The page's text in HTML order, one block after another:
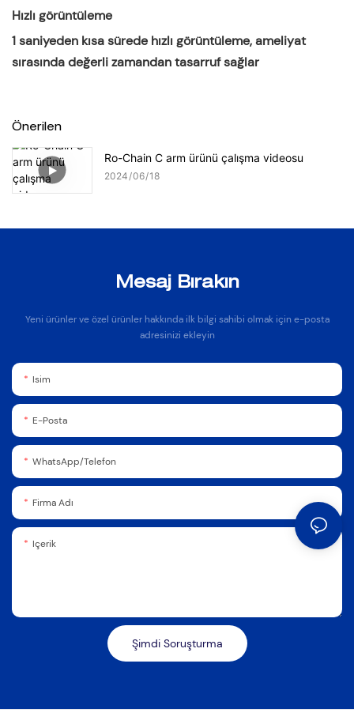
Hızlı görüntüleme
1 saniyeden kısa sürede hızlı görüntüleme, ameliyat
sırasında değerli zamandan tasarruf sağlar
Önerilen
Ro-Chain C arm ürünü çalışma videosu
2024 06 18
Mesaj Bırakın
Yeni ürünler ve özel ürünler hakkında ilk bilgi sahibi olmak için e-posta
adresinizi ekleyin
Isim
E-Posta
WhatsApp/Telefon
Firma Adı
Içerik
Şimdi Soruşturma